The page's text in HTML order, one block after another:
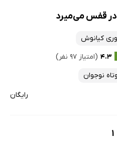
تازه‌ها
داغ‌ترین‌ها
پرفروش‌ها
پربحث‌ها
در قفس می‌میرد
کیانوش
۴.۳ (امتیاز ۹۷ نفر)
نوجوان
رایگان
1